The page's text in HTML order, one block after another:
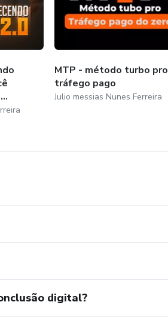
MTP - método turbo pro
tráfego pago
Julio messias Nunes Ferreira
digital?